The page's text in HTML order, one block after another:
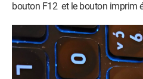
bouton F12 et le bouton imprim